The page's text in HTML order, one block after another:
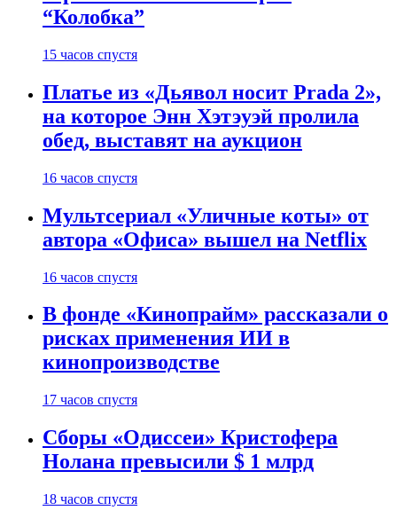
“Колобка”
15 часов спустя
Платье из «Дьявол носит Prada 2»,
на которое Энн Хэтэуэй пролила
обед, выставят на аукцион
16 часов спустя
Мультсериал «Уличные коты» от
автора «Офиса» вышел на Netflix
16 часов спустя
В фонде «Кинопрайм» рассказали о
рисках применения ИИ в
кинопроизводстве
17 часов спустя
Сборы «Одиссеи» Кристофера
Нолана превысили $ 1 млрд
18 часов спустя